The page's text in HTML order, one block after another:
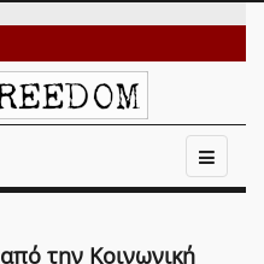
την Κοινωνική